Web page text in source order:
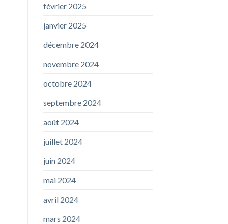
février 2025
janvier 2025
décembre 2024
novembre 2024
octobre 2024
septembre 2024
août 2024
juillet 2024
juin 2024
mai 2024
avril 2024
mars 2024